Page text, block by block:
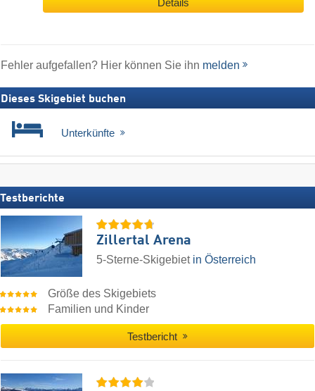
Details
Fehler aufgefallen? Hier können Sie ihn melden
Dieses Skigebiet buchen
Unterkünfte
Testberichte
Zillertal Arena
5-Sterne-Skigebiet in Österreich
Größe des Skigebiets
Familien und Kinder
Testbericht